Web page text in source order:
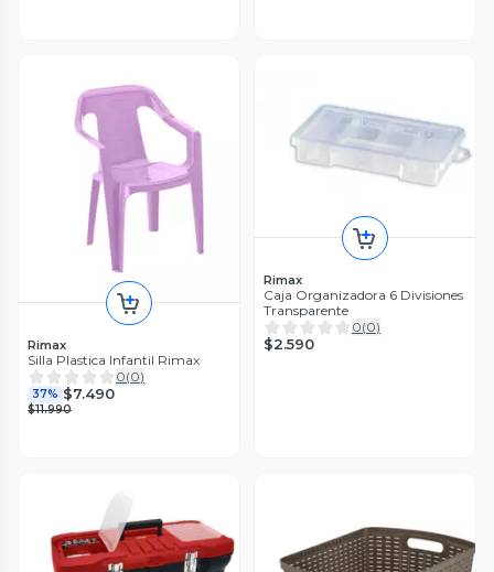
Rimax
Silla Plastica Infantil Rimax
0(0)
37% $7.490
$11.990
Rimax
Caja Organizadora 6 Divisiones
Transparente
0(0)
$2.590